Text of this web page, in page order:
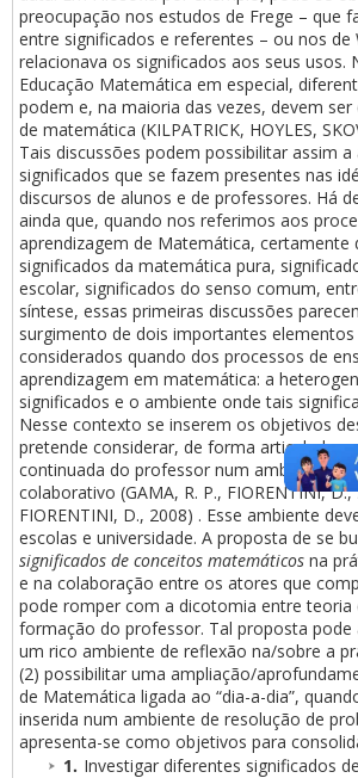
preocupação nos estudos de Frege – que
entre significados e referentes – ou nos de
relacionava os significados aos seus usos.
Educação Matemática em especial,
podem e, na maioria das vezes, devem ser
de matemática (KILPATRICK, HOYLES,
Tais discussões podem possibilitar assim
significados que se fazem presentes nas
discursos de alunos e de professores. Há
ainda que, quando nos referimos aos
aprendizagem de Matemática, certamente
significados da matemática pura,
escolar, significados do senso comum,
síntese, essas primeiras discussões
surgimento de dois importantes elementos
considerados quando dos processos de
aprendizagem em matemática: a
significados e o ambiente onde tais
Nesse contexto se inserem os objetivos
pretende considerar, de forma articulada,
continuada do professor num ambiente de
colaborativo (GAMA, R. P., FIORENTINI, D.,
FIORENTINI, D., 2008) . Esse ambiente
escolas e universidade. A proposta de se
significados de conceitos matemáticos na
e na colaboração entre os atores que
pode romper com a dicotomia entre teoria
formação do professor. Tal proposta pode
um rico ambiente de reflexão na/sobre a
(2) possibilitar uma ampliação/
de Matemática ligada ao “dia-a-dia”,
inserida num ambiente de resolução de
apresenta-se como objetivos para
Investigar diferentes significados